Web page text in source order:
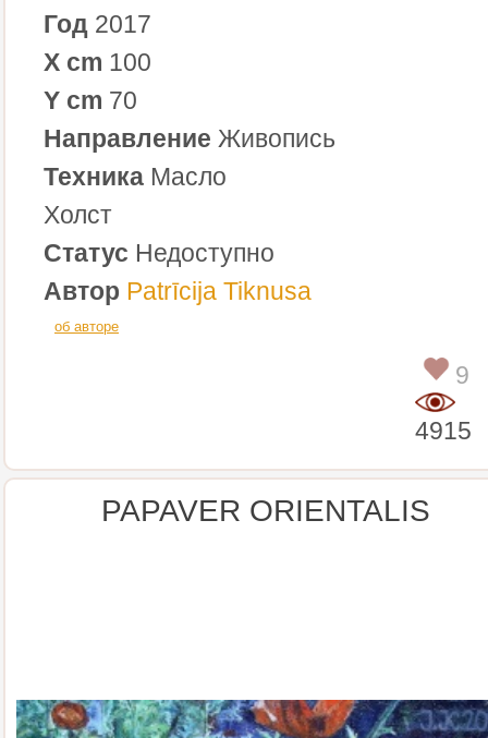
Год 2017
X cm 100
Y cm 70
Направление Живопись
Техника Масло
Холст
Статус Недоступно
Автор Patrīcija Tiknusa
об авторе
9
4915
PAPAVER ORIENTALIS